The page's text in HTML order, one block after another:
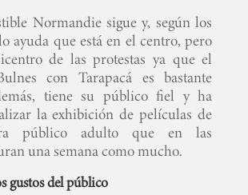
Normandie sigue y, según los
ayuda que está en el centro, pero
de las protestas ya que el
con Tarapacá es bastante
tiene su público fiel y ha
la exhibición de películas de
público adulto que en las
una semana como mucho.
gustos del público